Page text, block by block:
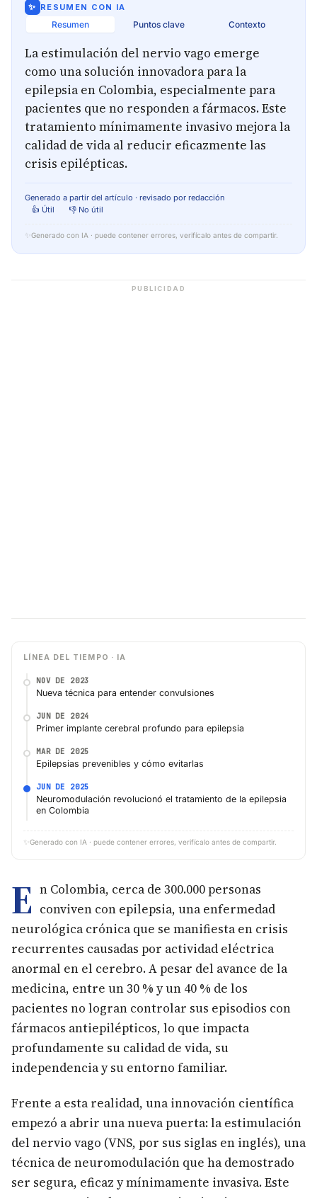
✨ RESUMEN CON IA
Resumen Puntos clave Contexto
La estimulación del nervio vago emerge
como una solución innovadora para la
epilepsia en Colombia, especialmente para
pacientes que no responden a fármacos. Este
tratamiento mínimamente invasivo mejora la
calidad de vida al reducir eficazmente las
crisis epilépticas.
Generado a partir del artículo · revisado por redacción
👍 Útil
👎 No útil
✨ Generado con IA · puede contener errores, verifícalo antes de compartir.
PUBLICIDAD
LÍNEA DEL TIEMPO · IA
NOV DE 2023
Nueva técnica para entender convulsiones
JUN DE 2024
Primer implante cerebral profundo para epilepsia
MAR DE 2025
Epilepsias prevenibles y cómo evitarlas
JUN DE 2025
Neuromodulación revolucionó el tratamiento de la epilepsia
en Colombia
✨ Generado con IA · puede contener errores, verifícalo antes de compartir.
E n Colombia, cerca de 300.000 personas
conviven con epilepsia, una enfermedad
neurológica crónica que se manifiesta en crisis
recurrentes causadas por actividad eléctrica
anormal en el cerebro. A pesar del avance de la
medicina, entre un 30 % y un 40 % de los
pacientes no logran controlar sus episodios con
fármacos antiepilépticos, lo que impacta
profundamente su calidad de vida, su
independencia y su entorno familiar.
Frente a esta realidad, una innovación científica
empezó a abrir una nueva puerta: la estimulación
del nervio vago (VNS, por sus siglas en inglés), una
técnica de neuromodulación que ha demostrado
ser segura, eficaz y mínimamente invasiva. Este